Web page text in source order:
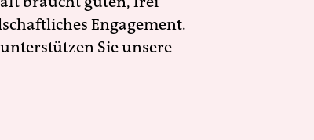
Engagement.
Sie unsere